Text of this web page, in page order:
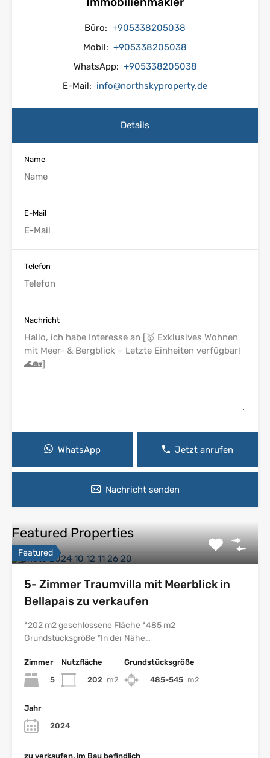
Büro: +905338205038
Mobil: +905338205038
WhatsApp: +905338205038
E-Mail: info@northskyproperty.de
Details
Name
E-Mail
Telefon
Nachricht
WhatsApp Jetzt anrufen
Nachricht senden
Featured Properties
Featured
5- Zimmer Traumvilla mit Meerblick in
Bellapais zu verkaufen
*202 m2 geschlossene Fläche *485 m2
Grundstücksgröße *In der Nähe…
Zimmer
5
Nutzfläche
202 m2
Grundstücksgröße
485-545 m2
Jahr
2024
zu verkaufen, im Bau befindlich